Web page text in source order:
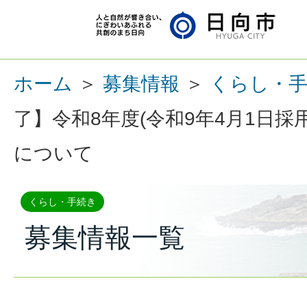
ホーム ＞ 募集情報 ＞
くらし・
了】令和8年度(令和9年4月1日採
について
くらし・手続き
募集情報一覧